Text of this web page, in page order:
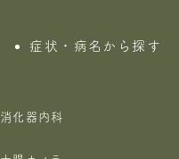
症状・病名から探す
消化器内科